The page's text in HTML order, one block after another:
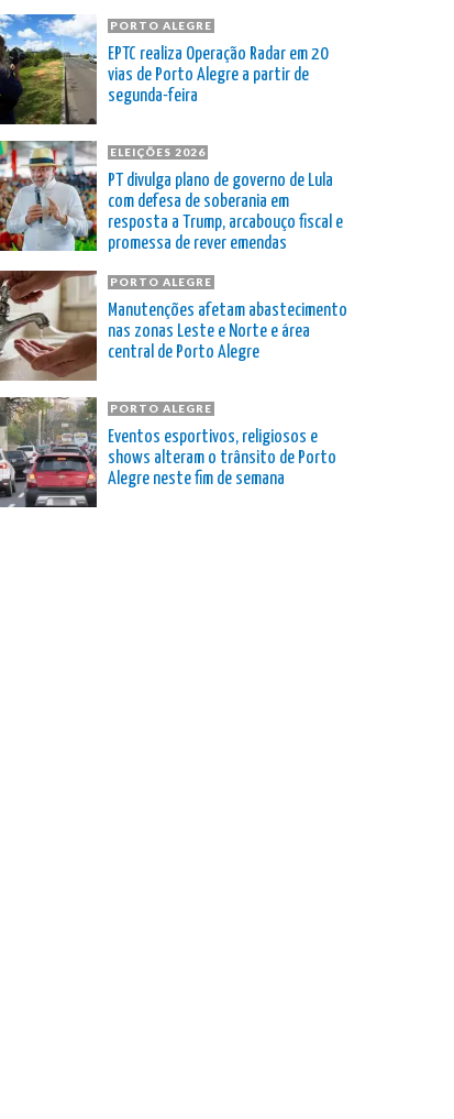
PORTO ALEGRE
EPTC realiza Operação Radar em 20
vias de Porto Alegre a partir de
segunda-feira
ELEIÇÕES 2026
PT divulga plano de governo de Lula
com defesa de soberania em
resposta a Trump, arcabouço fiscal e
promessa de rever emendas
PORTO ALEGRE
Manutenções afetam abastecimento
nas zonas Leste e Norte e área
central de Porto Alegre
PORTO ALEGRE
Eventos esportivos, religiosos e
shows alteram o trânsito de Porto
Alegre neste fim de semana